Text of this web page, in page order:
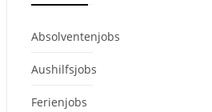
Absolventenjobs
Aushilfsjobs
Ferienjobs